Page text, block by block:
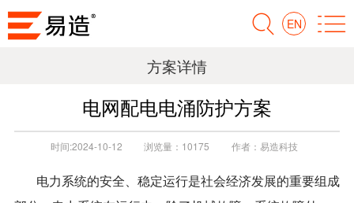
EN
方案详情
电网配电电涌防护方案
时间:2024-10-12 浏览量： 10175 作者： 易造科技
电力系统的安全、稳定运行是社会经济发展的重要组成